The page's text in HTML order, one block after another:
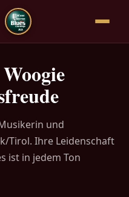
und
Tirol. Ihre Leidenschaft
ist in jedem Ton